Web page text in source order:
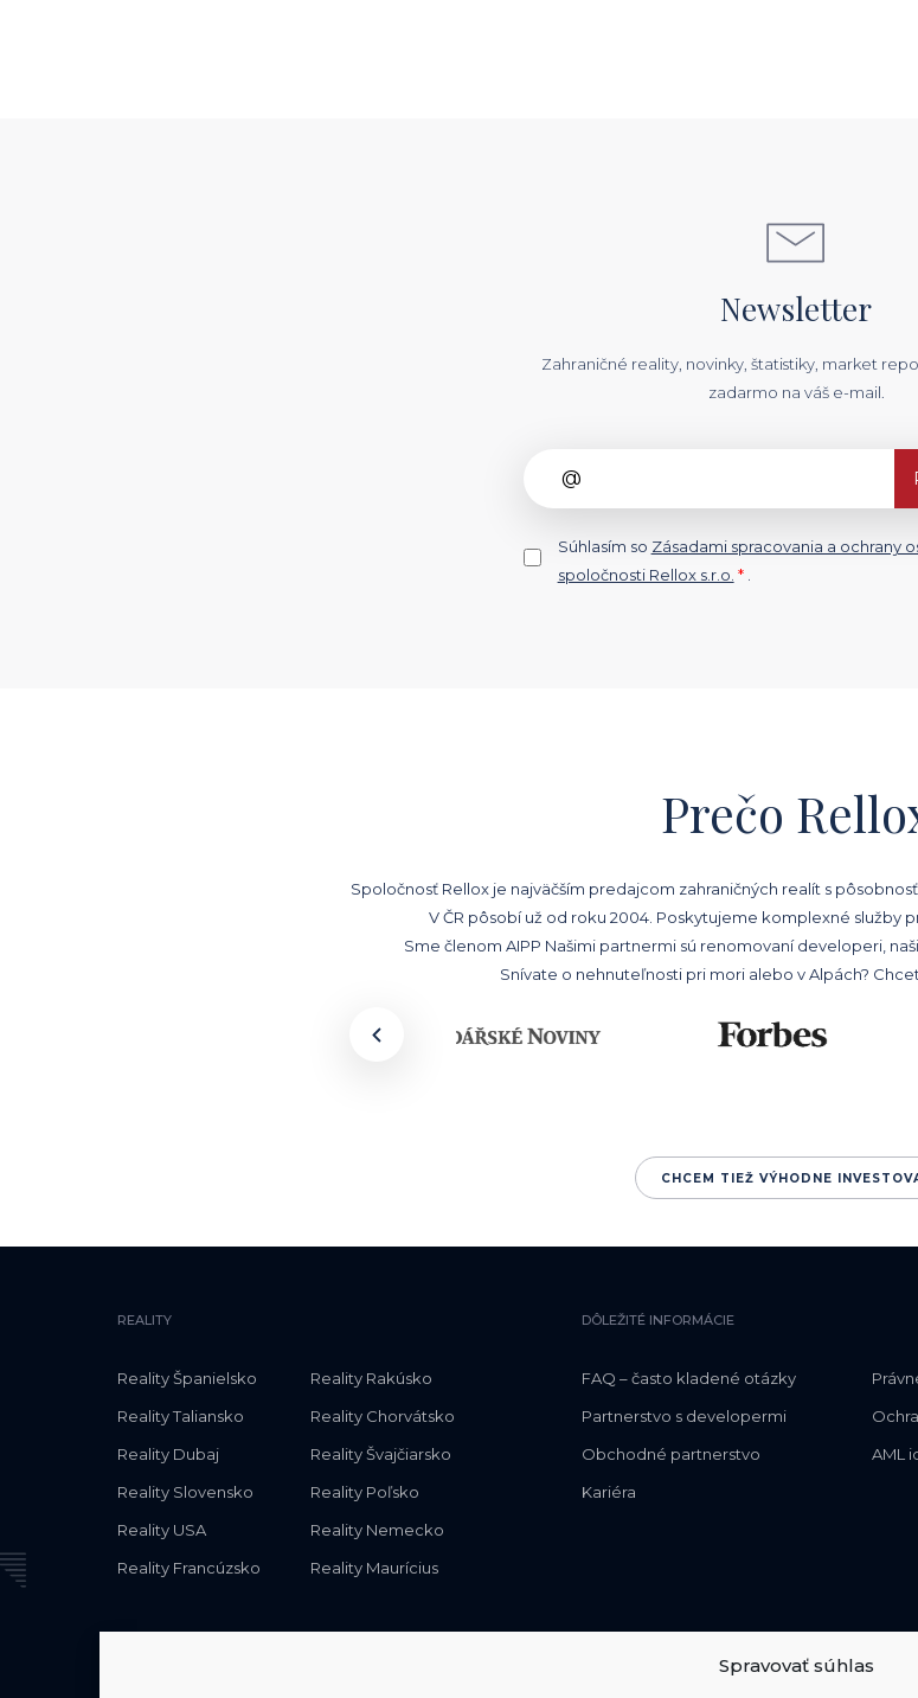
Spravovať súhlas
Newsletter
Zahraničné reality, novinky, štatistiky, market
zadarmo na váš e-mail.
Súhlasím so Zásadami spracovania a ochrany
spoločnosti Rellox s.r.o. *
Prečo
Spoločnosť Rellox je najväčším predajcom zahraničných realít s
V ČR pôsobí už od roku 2004. Poskytujeme komplexné služby
Sme členom AIPP Našimi partnermi sú renomovaní developeri,
Snívate o nehnuteľnosti pri mori alebo v Alpách?
CHCEM TIEŽ VÝHODNE
REALITY
Reality Španielsko
Reality Taliansko
Reality Dubaj
Reality Slovensko
Reality USA
Reality Francúzsko
Reality Rakúsko
Reality Chorvátsko
Reality Švajčiarsko
Reality Poľsko
Reality Nemecko
Reality Maurícius
DÔLEŽITÉ INFORMÁCIE
FAQ – často kladené otázky
Partnerstvo s developermi
Obchodné partnerstvo
Kariéra
AML